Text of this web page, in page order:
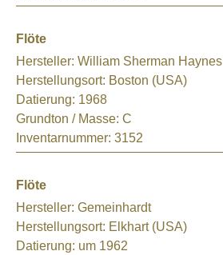
Flöte
Hersteller: William Sherman Haynes
Herstellungsort: Boston (USA)
Datierung: 1968
Grundton / Masse: C
Inventarnummer: 3152
Flöte
Hersteller: Gemeinhardt
Herstellungsort: Elkhart (USA)
Datierung: um 1962